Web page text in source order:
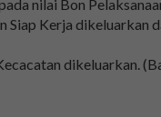
nilai Bon
Siap Kerja dikeluarkan
dikeluarkan.